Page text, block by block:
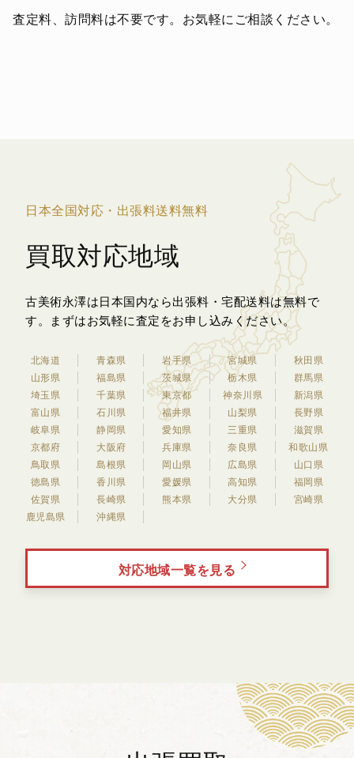
査定料、訪問料は不要です。お気軽にご相談ください。
日本全国対応・出張料送料無料
買取対応地域
古美術永澤は日本国内なら出張料・宅配送料は無料で
す。
まずはお気軽に査定をお申し込みください。
北海道 青森県 岩手県 宮城県
秋田県
山形県
福島県 茨城県 栃木県
群馬県
埼玉県
千葉県 東京都 神奈川県
新潟県
富山県
石川県 福井県 山梨県
長野県
岐阜県
静岡県 愛知県 三重県
滋賀県
京都府
大阪府 兵庫県 奈良県
和歌山県
鳥取県
島根県 岡山県 広島県
山口県
徳島県
香川県 愛媛県 高知県
福岡県
佐賀県
長崎県 熊本県 大分県
宮崎県
鹿児島県
沖縄県
対応地域一覧を見る